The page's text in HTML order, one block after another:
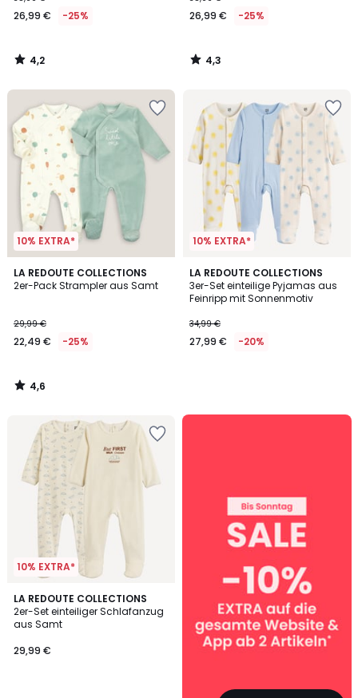
Statt
€
25%
26,99 € -25%
4,2
/
26,99 € -25%
4,3
/
10% EXTRA*
LA REDOUTE COLLECTIONS
2er-Pack Strampler aus Samt
29,99 €
22,49 € -25%
4,6
/ 5
4,6
/
10% EXTRA*
LA REDOUTE COLLECTIONS
3er-Set einteilige Pyjamas aus
Feinripp mit Sonnenmotiv
34,99 €
27,99 € -20%
10% EXTRA*
LA REDOUTE COLLECTIONS
2er-Set einteiliger Schlafanzug
aus Samt
29,99 €
SALE
Artikeln*